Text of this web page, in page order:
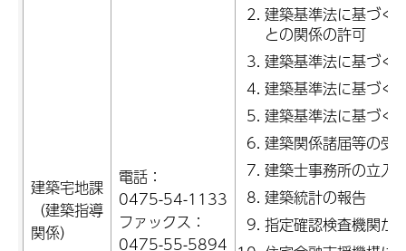
建築宅地課
（建築指導
関係）
電話：
0475-54-1133
ファックス：
0475-55-5894
建築基準法に基づく
との関係の許可
建築基準法に基づく
建築基準法に基づく
建築基準法に基づく
建築関係諸届等の受
建築士事務所の立入
建築統計の報告
指定確認検査機関か